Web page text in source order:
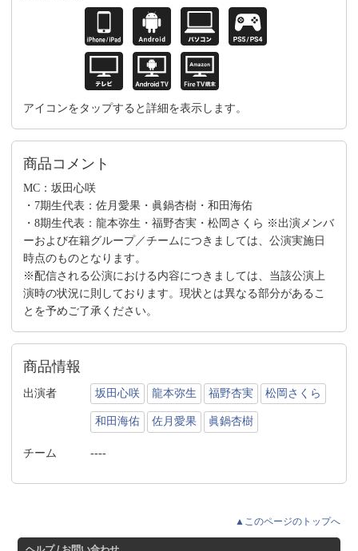
アイコンをタップすると詳細を表示します。
商品コメント
MC：坂田心咲
・7期生代表：佐月愛果・眞鍋杏樹・和田海佑
・8期生代表：龍本弥生・福野杏実・松岡さくら ※出演メンバ
ーおよび在籍グループ／チームにつきましては、公演実施日
時点のものとなります。
※配信される公演における内容につきましては、当該公演上
演時の状況に則しております。現状とは異なる部分があるこ
とを予めご了承ください。
商品情報
出演者 坂田心咲 龍本弥生 福野杏実 松岡さくら
和田海佑 佐月愛果 眞鍋杏樹
チーム ----
▲このページのトップへ